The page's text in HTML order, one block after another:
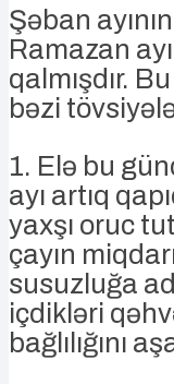
Şəban
Ramazan
qalmışdır.
bəzi
1. Elə bu
ayı artıq
yaxşı oruc
çayın
susuzluğa
içdikləri
bağlılığını